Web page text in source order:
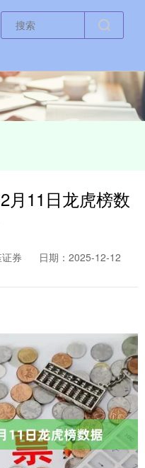
月11日龙虎榜数
券
日期：2025-12-12